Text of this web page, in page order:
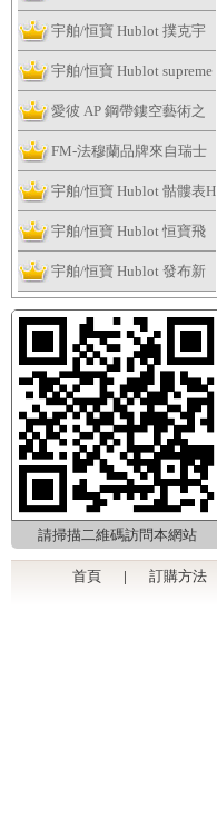
舶表全新個性撲克系列腕
表捉緊浮華的趣味
宇舶/恒寶 Hublot 撲克宇
舶表全新個性撲克系列腕
表捉緊浮華的趣味
宇舶/恒寶 Hublot supreme
讓這個夏天大膽露出妳的
手表
愛彼 AP 鋼帶鏤空藝術之
作，全新皇家橡樹系列雙
擺輪鏤空腕表
FM-法穆蘭品牌來自瑞士
日內瓦
宇舶/恒寶 Hublot 骷髏表H
ublot Skull Bang系列
宇舶/恒寶 Hublot 恒寶飛
輪腕表、經典融合最新陀
飛輪腕表
宇舶/恒寶 Hublot 發布新
版Big Bang法拉利腕表
請掃描二維碼訪問本網站
首頁 | 訂購方法